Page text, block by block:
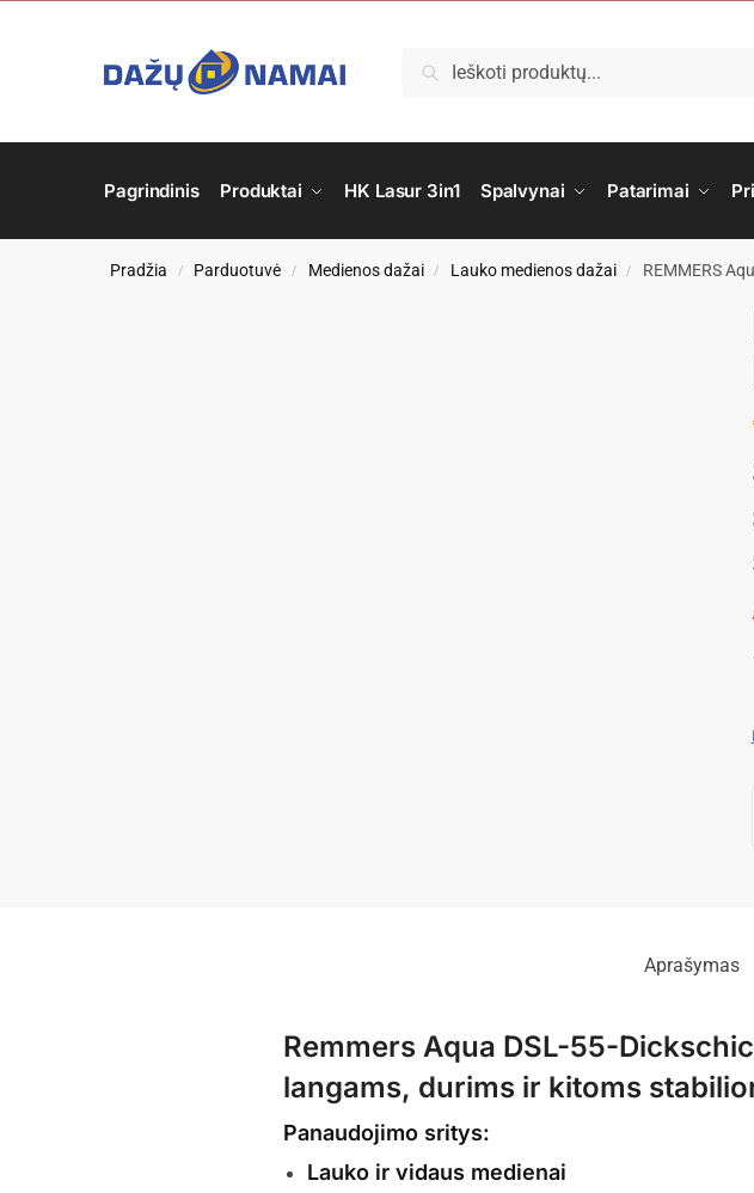
Ieškoti
Pagrindinis Produktai HK Lasur 3in1 Spalvynai Patarimai
Pradžia / Parduotuvė / Medienos dažai / Lauko medienos dažai / REMMERS
Aprašymas
Remmers Aqua DSL-55-
langams, durims ir kitoms
Panaudojimo sritys:
Lauko ir vidaus medienai